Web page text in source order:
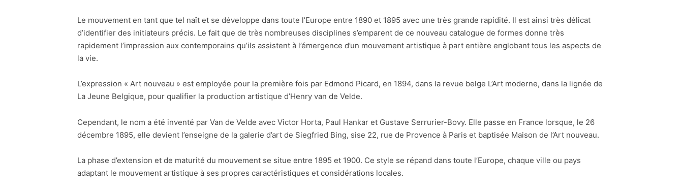
Le mouvement en tant que tel naît et se développe dans toute l’Europe entre 1890 et 1895 avec une très grande rapidité. Il est ainsi très délicat
d’identifier des initiateurs précis. Le fait que de très nombreuses disciplines s’emparent de ce nouveau catalogue de formes donne très
rapidement l’impression aux contemporains qu’ils assistent à l’émergence d’un mouvement artistique à part entière englobant tous les aspects de
la vie.
L’expression « Art nouveau » est employée pour la première fois par Edmond Picard, en 1894, dans la revue belge L’Art moderne, dans la lignée de
La Jeune Belgique, pour qualifier la production artistique d’Henry van de Velde.
Cependant, le nom a été inventé par Van de Velde avec Victor Horta, Paul Hankar et Gustave Serrurier-Bovy. Elle passe en France lorsque, le 26
décembre 1895, elle devient l’enseigne de la galerie d’art de Siegfried Bing, sise 22, rue de Provence à Paris et baptisée Maison de l’Art nouveau.
La phase d’extension et de maturité du mouvement se situe entre 1895 et 1900. Ce style se répand dans toute l’Europe, chaque ville ou pays
adaptant le mouvement artistique à ses propres caractéristiques et considérations locales.